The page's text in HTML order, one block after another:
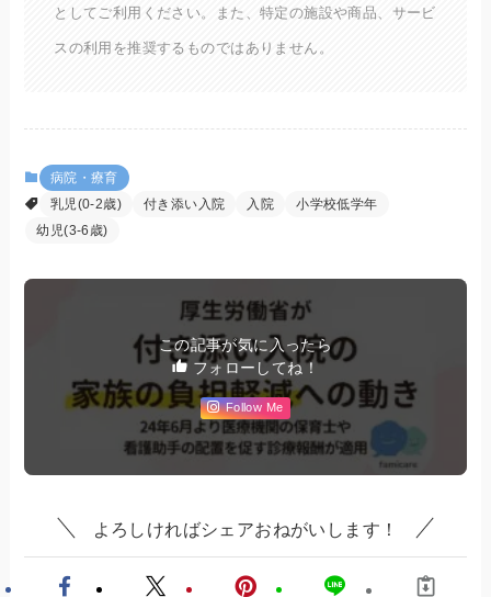
としてご利用ください。また、特定の施設や商品、サービ
スの利用を推奨するものではありません。
病院・療育
乳児(0-2歳)
付き添い入院 入院
小学校低学年
幼児(3-6歳)
この記事が気に入ったら
フォローしてね！
Follow Me
よろしければシェアおねがいします！